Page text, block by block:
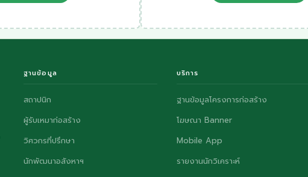
ฐานข้อมูล
สถาปนิก
ผู้รับเหมาก่อสร้าง
วิศวกรที่ปรึกษา
นักพัฒนาอสังหาฯ
บริการ
ฐานข้อมูลโครงการก่อสร้าง
โฆษณา Banner
Mobile App
รายงานนักวิเคราะห์